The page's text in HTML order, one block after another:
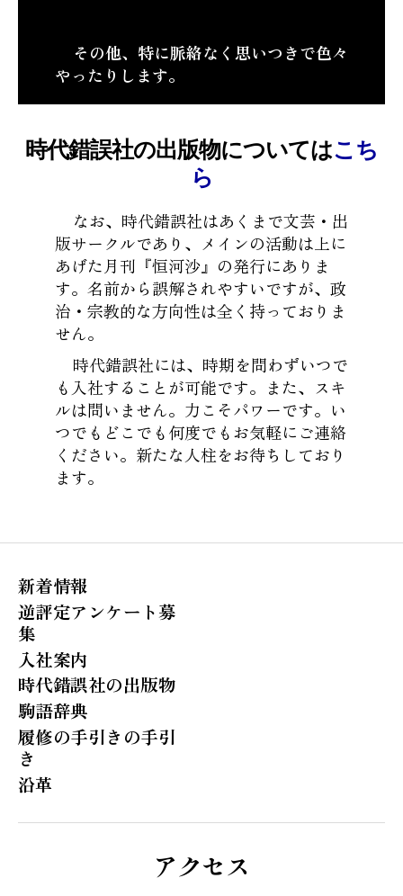
その他、特に脈絡なく思いつきで色々
やったりします。
時代錯誤社の出版物についてはこち
ら
なお、時代錯誤社はあくまで文芸・出
版サークルであり、メインの活動は上に
あげた月刊『恒河沙』の発行にありま
す。名前から誤解されやすいですが、政
治・宗教的な方向性は全く持っておりま
せん。
時代錯誤社には、時期を問わずいつで
も入社することが可能です。また、スキ
ルは問いません。力こそパワーです。い
つでもどこでも何度でもお気軽にご連絡
ください。新たな人柱をお待ちしており
ます。
新着情報
逆評定アンケート募
集
入社案内
時代錯誤社の出版物
駒語辞典
履修の手引きの手引
き
沿革
アクセス